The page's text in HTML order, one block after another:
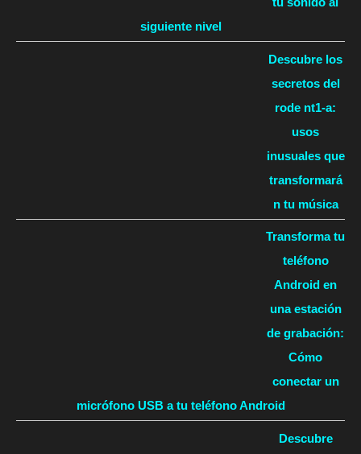
siguiente nivel
Descubre los
secretos del
rode nt1-a:
usos
inusuales que
transformará
n tu música
Transforma tu
teléfono
Android en
una estación
de grabación:
Cómo
conectar un
micrófono USB a tu teléfono Android
Descubre